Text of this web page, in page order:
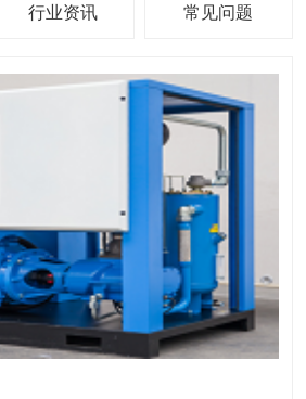
行业资讯 常见问题